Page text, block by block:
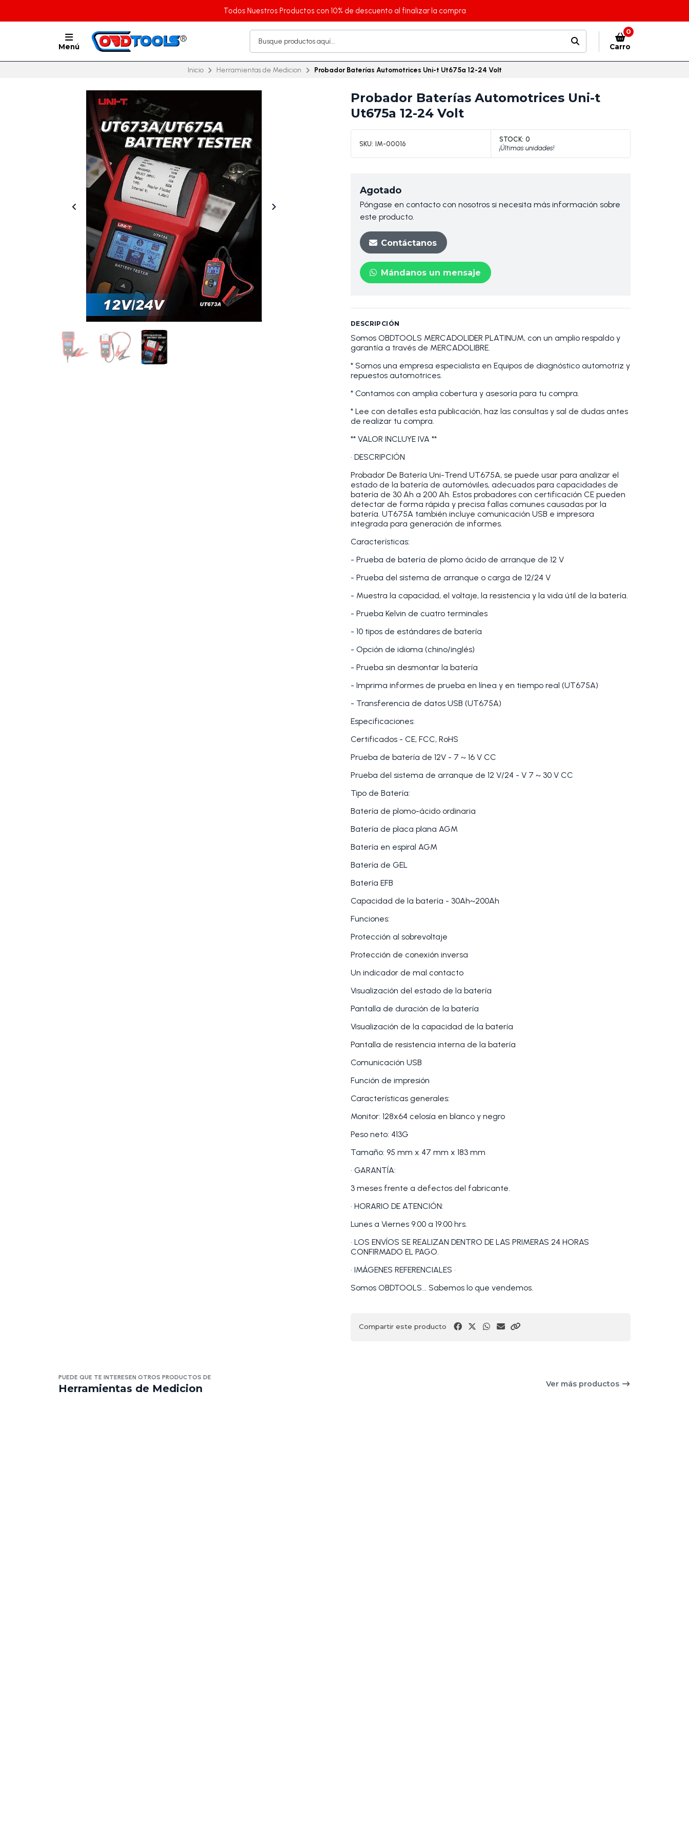
Todos Nuestros Productos con 10% de descuento al finalizar la compra
Menú
0
Carro
Inicio Herramientas de Medicion Probador Baterías Automotrices Uni-t Ut675a 12-24 Volt
Probador Baterías Automotrices Uni-t
Ut675a 12-24 Volt
SKU: IM-00016
STOCK: 0
¡Últimas unidades!
Agotado
Póngase en contacto con nosotros si necesita más información sobre
este producto.
Contáctanos
Mándanos un mensaje
DESCRIPCIÓN
Somos OBDTOOLS MERCADOLIDER PLATINUM, con un amplio respaldo y
garantía a través de MERCADOLIBRE.
* Somos una empresa especialista en Equipos de diagnóstico automotriz y
repuestos automotrices.
* Contamos con amplia cobertura y asesoría para tu compra.
* Lee con detalles esta publicación, haz las consultas y sal de dudas antes
de realizar tu compra.
** VALOR INCLUYE IVA **
• DESCRIPCIÓN
Probador De Batería Uni-Trend UT675A, se puede usar para analizar el
estado de la batería de automóviles, adecuados para capacidades de
batería de 30 Ah a 200 Ah. Estos probadores con certificación CE pueden
detectar de forma rápida y precisa fallas comunes causadas por la
batería. UT675A también incluye comunicación USB e impresora
integrada para generación de informes.
Características:
- Prueba de batería de plomo ácido de arranque de 12 V
- Prueba del sistema de arranque o carga de 12/24 V
- Muestra la capacidad, el voltaje, la resistencia y la vida útil de la batería.
- Prueba Kelvin de cuatro terminales
- 10 tipos de estándares de batería
- Opción de idioma (chino/inglés)
- Prueba sin desmontar la batería
- Imprima informes de prueba en línea y en tiempo real (UT675A)
- Transferencia de datos USB (UT675A)
Especificaciones:
Certificados - CE, FCC, RoHS
Prueba de batería de 12V - 7 ~ 16 V CC
Prueba del sistema de arranque de 12 V/24 - V 7 ~ 30 V CC
Tipo de Batería:
Batería de plomo-ácido ordinaria
Batería de placa plana AGM
Batería en espiral AGM
Batería de GEL
Batería EFB
Capacidad de la batería - 30Ah~200Ah
Funciones:
Protección al sobrevoltaje
Protección de conexión inversa
Un indicador de mal contacto
Visualización del estado de la batería
Pantalla de duración de la batería
Visualización de la capacidad de la batería
Pantalla de resistencia interna de la batería
Comunicación USB
Función de impresión
Características generales:
Monitor: 128x64 celosía en blanco y negro
Peso neto: 413G
Tamaño: 95 mm x 47 mm x 183 mm
• GARANTÍA:
3 meses frente a defectos del fabricante.
• HORARIO DE ATENCIÓN:
Lunes a Viernes 9:00 a 19:00 hrs.
• LOS ENVÍOS SE REALIZAN DENTRO DE LAS PRIMERAS 24 HORAS
CONFIRMADO EL PAGO.
• IMÁGENES REFERENCIALES •
Somos OBDTOOLS... Sabemos lo que vendemos.
Compartir este producto
PUEDE QUE TE INTERESEN OTROS PRODUCTOS DE
Herramientas de Medicion Ver más productos